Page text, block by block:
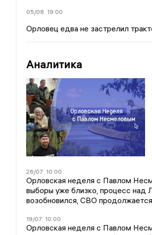
05/08 19:00
Орловец едва не застрелил
Аналитика
26/07 10:00
Орловская неделя с Павлом
выборы уже близко, процесс над
возобновился, СВО продолжается
19/07 10:00
Орловская неделя с Павлом